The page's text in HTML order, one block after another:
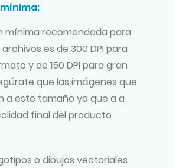
mínima recomendada para
es de 300 DPI para
y de 150 DPI para gran
que las imágenes que
a este tamaño ya que a a
final del producto
o dibujos vectoriales